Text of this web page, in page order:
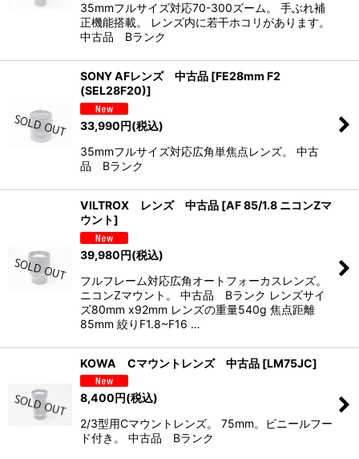
35mmフルサイズ対応70-300ズーム。 手ぶれ補
正機能搭載。 レンズ内に若干ホコリがあります。
中古品 Bランク
SONY AFレンズ 中古品 [FE28mm F2
(SEL28F20)]
33,990円(税込)
35mmフルサイズ対応広角単焦点レンズ。 中古
品 Bランク
VILTROX レンズ 中古品 [AF 85/1.8 ニコンZマ
ウント]
39,980円(税込)
フルフレーム対応広角オートフォーカスレンズ。
ニコンZマウント。 中古品 Bランク レンズサイ
ズ80mm x92mm レンズの重量540g 焦点距離
85mm 絞りF1.8~F16 …
KOWA Cマウントレンズ 中古品 [LM75JC]
8,400円(税込)
2/3型用Cマウントレンズ。 75mm。ビニールフー
ド付き。 中古品 Bランク